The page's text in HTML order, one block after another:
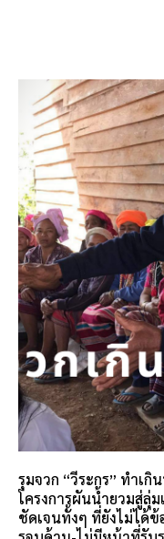
รุมจวก “วีระกร” ทำเ
โครงการผันน้ำยวมสู่ลุ่
ชัดเจนทั้งๆ ที่ยังไม่ได้